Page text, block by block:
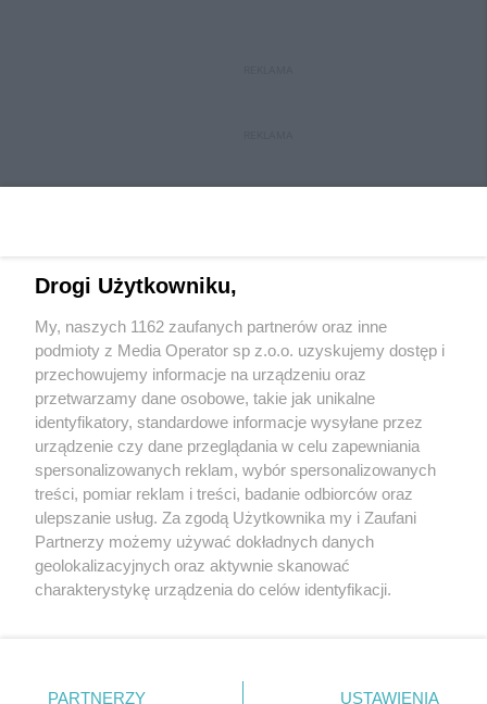
Wydawca mediówlokalnych
Nie zapomnij
zapoznać się z:
polityką prywatności
Twojemiasto
Piekary Śląskie
Chorzów
Tarnowskie Góry
Gliwice
Skontakuj sięz nami
Kontakt
Redakcja
Newsletter
Drogi Użytkowniku,
My, naszych 1162 zaufanych partnerów oraz inne
podmioty z Media Operator sp z.o.o. uzyskujemy dostęp i
przechowujemy informacje na urządzeniu oraz
przetwarzamy dane osobowe, takie jak unikalne
identyfikatory, standardowe informacje wysyłane przez
urządzenie czy dane przeglądania w celu zapewniania
spersonalizowanych reklam, wybór spersonalizowanych
treści, pomiar reklam i treści, badanie odbiorców oraz
ulepszanie usług. Za zgodą Użytkownika my i Zaufani
Partnerzy możemy używać dokładnych danych
geolokalizacyjnych oraz aktywnie skanować
charakterystykę urządzenia do celów identyfikacji.
zmienić/wycofać klikając przycisk ustawień prywatności
PARTNERZY USTAWIENIA